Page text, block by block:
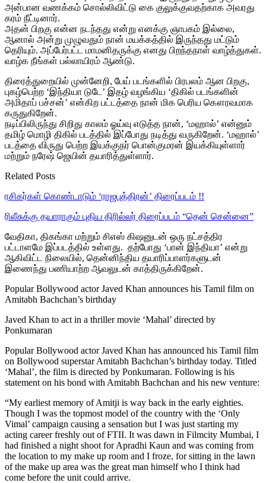
அன்பான வணக்கம் சொல்லிவிட்டு கை குலுக்குவதற்காக அவரது
கரம் நீட்டினார்.
அதன் பிறகு என்ன நடந்தது என்று எனக்கு ஞாபகம் இல்லை,
ஆனால் அன்று முழுவதும் நான் மயக்கத்தில் இருந்தது மட்டும்
தெரியும். அப்பேர்பட்ட மாமனிதருக்கு எனது பிறந்தநாள் வாழ்த்துகள்.
வாழ்க நீங்கள் பல்லாயிரம் ஆண்டு.
திரைத்துறையில் முன்னேறி, பேய் படங்களில் பிரபலம் ஆன பிறகு,
புகழ்பெற்ற ‘இந்தியா டுடே’ இதழ் வழங்கிய ‘திகில் படங்களின்
அமிதாப் பச்சன்’ என்கிற பட்டத்தை நான் மிக பெரிய கௌரவமாக
கருதுகிறேன்.
நடிப்பிலிருந்து சிறிது காலம் ஓய்வு எடுத்த நான், ‘மஹால்’ என்னும்
தமிழ் மொழி திகில் படத்தில் இப்போது நடித்து வருகிறேன். ‘மஹால்’
படத்தை விருது பெற்ற இயக்குநர் பொன்குமரன் இயக்கியுள்ளார்
மற்றும் நரேஷ் ஜெயின் தயாரித்துள்ளார்.
Related Posts
ரசிகர்கள் கொண்டாடும் ‘ராஜபுத்திரன்’ திரைப்படம் !!
ரிலீசுக்கு தயாராகும் புதிய திரில்லர் திரைப்படம் “தென் சென்னை”
வேதிகா, திகங்கா மற்றும் சிஎஸ் கிஷனுடன் ஒரு நட்சத்திர
பட்டாளமே இப்படத்தில் உள்ளது. தற்போது ‘பான் இந்தியா’ என்று
ஆகிவிட்ட நிலையில், தென்னிந்திய தயாரிப்பாளர்களுடன்
இணைந்து பணியாற்ற ஆவலுடன் காத்திருக்கிறேன்.
Popular Bollywood actor Javed Khan announces his Tamil film on
Amitabh Bachchan’s birthday
Javed Khan to act in a thriller movie ‘Mahal’ directed by
Ponkumaran
Popular Bollywood actor Javed Khan has announced his Tamil film
on Bollywood superstar Amitabh Bachchan’s birthday today. Titled
‘Mahal’, the film is directed by Ponkumaran. Following is his
statement on his bond with Amitabh Bachchan and his new venture:
“My earliest memory of Amitji is way back in the early eighties.
Though I was the topmost model of the country with the ‘Only
Vimal’ campaign causing a sensation but I was just starting my
acting career freshly out of FTII. It was dawn in Filmcity Mumbai, I
had finished a night shoot for Apradhi Kaun and was coming from
the location to my make up room and I froze, for sitting in the lawn
of the make up area was the great man himself who I think had
come before the unit could arrive.